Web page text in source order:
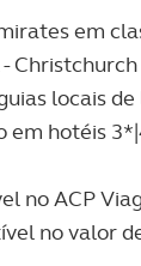
em
locais
em hotéis
no ACP
no valor